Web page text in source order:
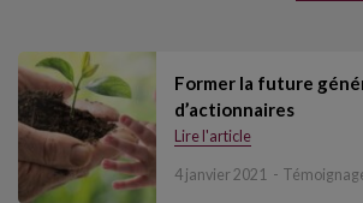
Former la future
d’actionnaires
Lire l'article
4 janvier 2021